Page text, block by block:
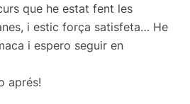
que he estat fent les
i estic força satisfeta… He
i espero seguir en
aprés!